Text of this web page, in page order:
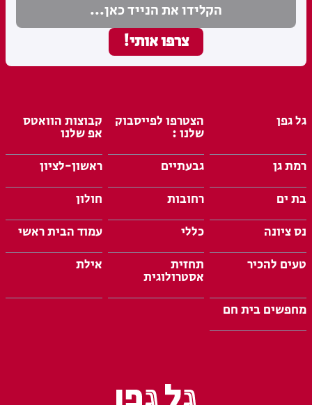
גל גפן הצטרפו לפייסבוק
שלנו :
קבוצות הוואטס
אפ שלנו
רמת גן
גבעתיים
ראשון-לציון
בת ים
רחובות
חולון
נס ציונה
כללי
עמוד הבית ראשי
טעים להכיר
תחזית
אסטרולוגית
אילת
מחפשים בית חם